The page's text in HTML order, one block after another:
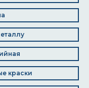
краски